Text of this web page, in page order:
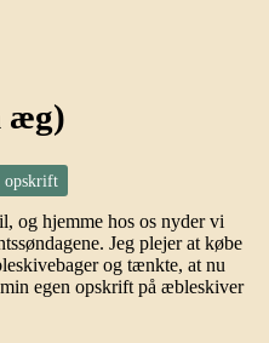
æg)
opskrift
og hjemme hos os nyder vi
Jeg plejer at købe
og tænkte, at nu
egen opskrift på æbleskiver